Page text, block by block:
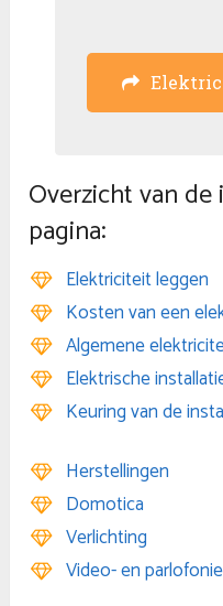
Overzicht van
pagina:
Elektriciteit leggen
Kosten van een
Algemene
Elektrische
Keuring van de
Herstellingen
Domotica
Verlichting
Video- en parlofonie